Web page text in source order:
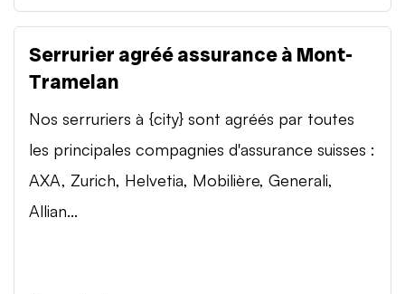
Serrurier agréé assurance à Mont-
Tramelan
Nos serruriers à {city} sont agréés par toutes
les principales compagnies d'assurance suisses :
AXA, Zurich, Helvetia, Mobilière, Generali,
Allian...